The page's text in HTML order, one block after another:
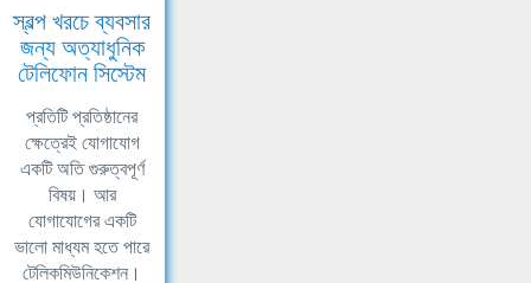
স্বল্প খরচে ব্যবসার
জন্য অত্যাধুনিক
টেলিফোন সিস্টেম
প্রতিটি প্রতিষ্ঠানের
ক্ষেত্রেই যোগাযোগ
একটি অতি গুরুত্বপূর্ণ
বিষয়। আর
যোগাযোগের একটি
ভালো মাধ্যম হতে পারে
টেলিকমিউনিকেশন।